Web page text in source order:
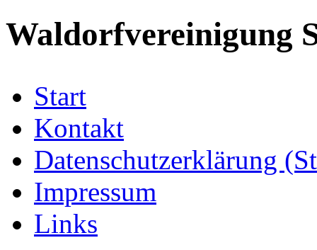
Waldorfvereinigung
Start
Kontakt
Datenschutzerklärung
Impressum
Links